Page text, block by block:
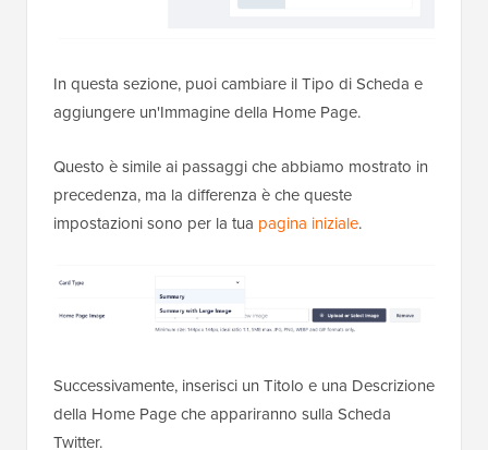
In questa sezione, puoi cambiare il Tipo di Scheda e
aggiungere un'Immagine della Home Page.
Questo è simile ai passaggi che abbiamo mostrato in
precedenza, ma la differenza è che queste
impostazioni sono per la tua pagina iniziale.
Successivamente, inserisci un Titolo e una Descrizione
della Home Page che appariranno sulla Scheda
Twitter.